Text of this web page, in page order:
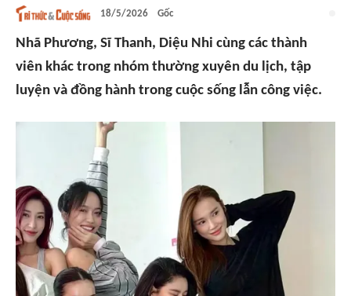
18/5/2026 Gốc
Nhã Phương, Sĩ Thanh, Diệu Nhi cùng các thành
viên khác trong nhóm thường xuyên du lịch, tập
luyện và đồng hành trong cuộc sống lẫn công việc.